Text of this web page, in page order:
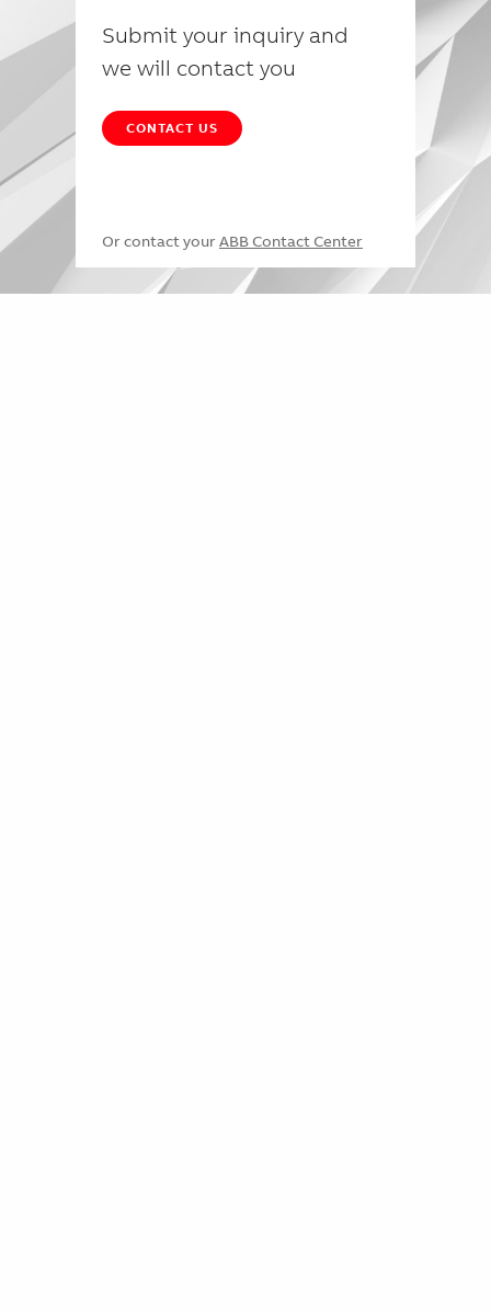
Submit your inquiry and
we will contact you
CONTACT US
Or contact your ABB Contact Center